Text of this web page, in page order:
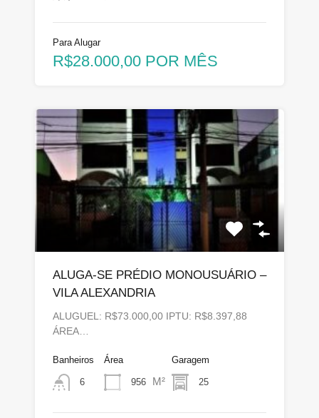
Para Alugar
R$28.000,00 POR MÊS
ALUGA-SE PRÉDIO MONOUSUÁRIO –
VILA ALEXANDRIA
ALUGUEL: R$73.000,00 IPTU: R$8.397,88
ÁREA…
Banheiros
6
Área
956 M²
Garagem
25